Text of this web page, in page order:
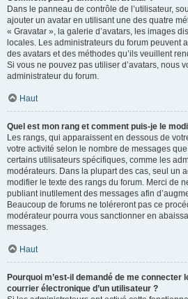
Dans le panneau de contrôle de l’utilisateur,
ajouter un avatar en utilisant une des quatre
« Gravatar », la galerie d’avatars, les images
locales. Les administrateurs du forum peuvent
des avatars et des méthodes qu’ils veuillent
Si vous ne pouvez pas utiliser d’avatars, nous
administrateur du forum.
Haut
Quel est mon rang et comment puis-je le
Les rangs, qui apparaissent en dessous de
votre activité selon le nombre de messages
certains utilisateurs spécifiques, comme les
modérateurs. Dans la plupart des cas, seul un
modifier le texte des rangs du forum. Merci de
publiant inutilement des messages afin
Beaucoup de forums ne toléreront pas ce
modérateur pourra vous sanctionner en
messages.
Haut
Pourquoi m’est-il demandé de me connecter
courrier électronique d’un utilisateur ?